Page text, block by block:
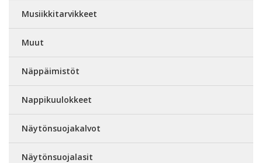
Musiikkitarvikkeet
Muut
Näppäimistöt
Nappikuulokkeet
Näytönsuojakalvot
Näytönsuojalasit